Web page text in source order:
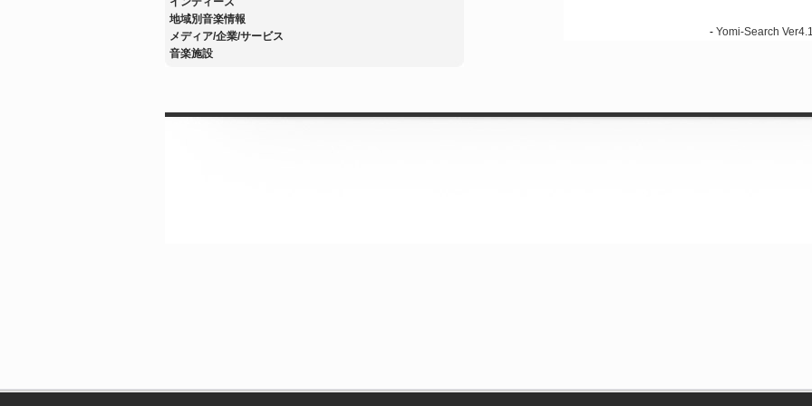
地域別音楽情報
メディア/企業/サービス
音楽施設
- Yomi-Search